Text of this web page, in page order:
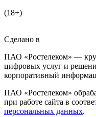
(18+)
Сделано в
ПАО «Ростелеком» —
цифровых услуг и
корпоративный
ПАО «Ростелеком»
при работе сайта в
персональных данных.